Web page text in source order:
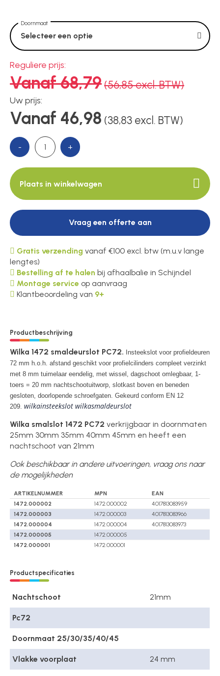
Over ons
Doornmaat
Selecteer een optie
Reguliere prijs:
Vanaf 68,79(56,85 excl. BTW)
Uw prijs:
Vanaf 46,98 (38,83 excl. BTW)
- +
Plaats in winkelwagen
Vraag een offerte aan
Gratis verzending vanaf €100 excl. btw (m.u.v lange
lengtes)
Bestelling af te halen bij afhaalbalie in Schijndel
Montage service op aanvraag
Klantbeoordeling van 9+
Productbeschrijving
Wilka 1472 smaldeurslot PC72.
Insteekslot voor profieldeuren
72 mm h.o.h. afstand geschikt voor profielcilinders compleet verzinkt
met 8 mm tuimelaar eendelig, met wissel, dagschoot omlegbaar, 1-
toers = 20 mm nachtschootuitworp, slotkast boven en beneden
gesloten, doorlopende schroefgaten. Gekeurd conform EN 12
209.wilkainsteekslot wilkasmaldeurslot
Wilka smalslot 1472 PC72 verkrijgbaar in doornmaten
25mm 30mm 35mm 40mm 45mm en heeft een
nachtschoot van 21mm
Ook beschikbaar in andere uitvoeringen, vraag ons naar
de mogelijkheden
ARTIKELNUMMER MPN
EAN
1472.000002
1472.000002
4017813083959
1472.000003
1472.000003
4017813083966
1472.000004
1472.000004
4017813083973
1472.000005
1472.000005
1472.000001
1472.000001
Productspecificaties
Nachtschoot 21mm
Pc72
Doornmaat 25/30/35/40/45
Vlakke voorplaat 24 mm